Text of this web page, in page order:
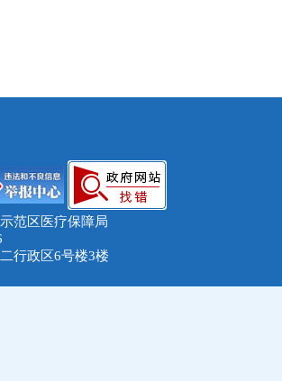
范区医疗保障局
行政区6号楼3楼